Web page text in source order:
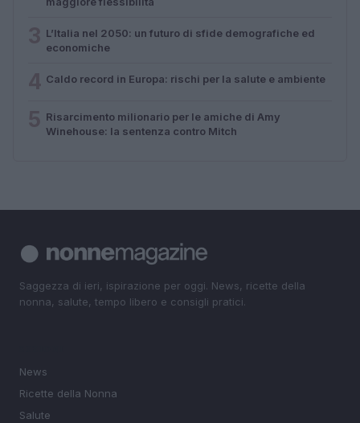
L’Italia nel 2050: un futuro di sfide demografiche ed
economiche
Caldo record in Europa: rischi per la salute e ambiente
Risarcimento milionario per le amiche di Amy
Winehouse: la sentenza contro Mitch
Saggezza di ieri, ispirazione per oggi. News, ricette della
nonna, salute, tempo libero e consigli pratici.
News
Ricette della Nonna
Salute